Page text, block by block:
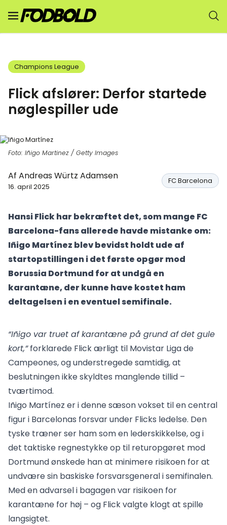
Champions League
Flick afslører: Derfor startede
nøglespiller ude
Foto: Iñigo Martinez / Getty Images
Af Andreas Würtz Adamsen
16. april 2025
FC Barcelona
Hansi Flick har bekræftet det, som mange FC
Barcelona-fans allerede havde mistanke om:
Iñigo Martínez blev bevidst holdt ude af
startopstillingen i det første opgør mod
Borussia Dortmund for at undgå en
karantæne, der kunne have kostet ham
deltagelsen i en eventuel semifinale.
“Iñigo var truet af karantæne på grund af det gule
kort,”forklarede Flick ærligt til Movistar Liga de
Campeones, og understregede samtidig, at
beslutningen ikke skyldtes manglende tillid –
tværtimod.
Iñigo Martínez er i denne sæson vokset til en central
figur i Barcelonas forsvar under Flicks ledelse. Den
tyske træner ser ham som en lederskikkelse, og i
det taktiske regnestykke op til returopgøret mod
Dortmund ønskede han at minimere risikoen for at
undvære sin baskiske forsvarsgeneral i semifinalen.
Med en advarsel i bagagen var risikoen for
karantæne for høj – og Flick valgte klogt at spille
langsigtet.